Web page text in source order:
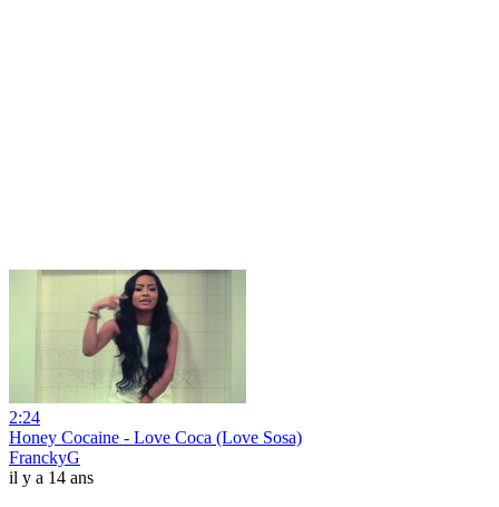
2:24
Honey Cocaine - Love Coca (Love Sosa)
FranckyG
il y a 14 ans